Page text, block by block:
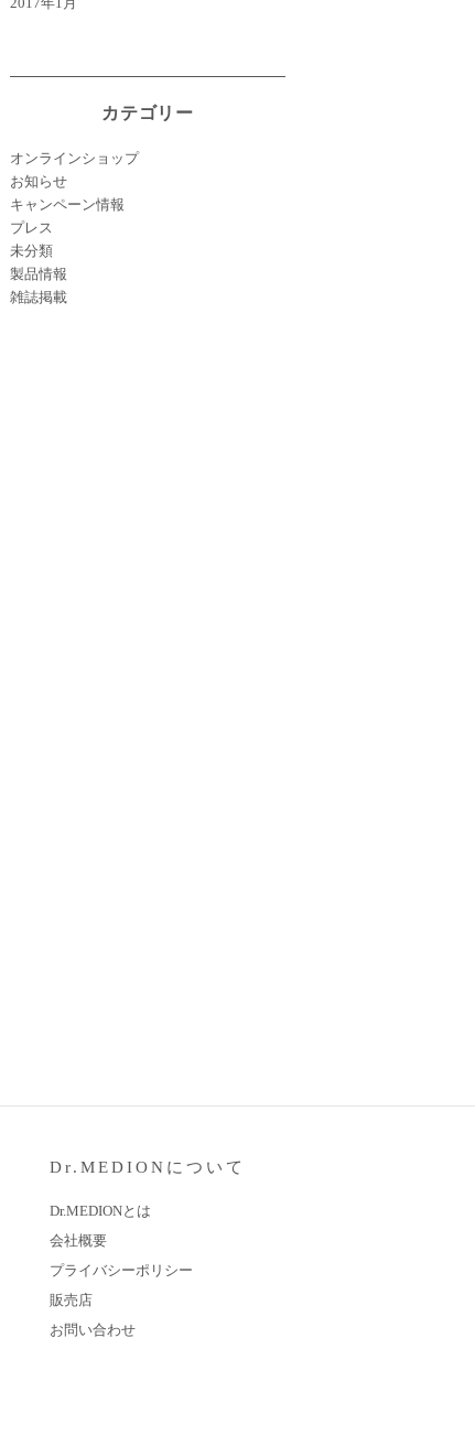
カテゴリー
オンラインショップ
お知らせ
キャンペーン情報
プレス
未分類
製品情報
雑誌掲載
Dr.MEDIONについて
Dr.MEDIONとは
会社概要
プライバシーポリシー
販売店
お問い合わせ